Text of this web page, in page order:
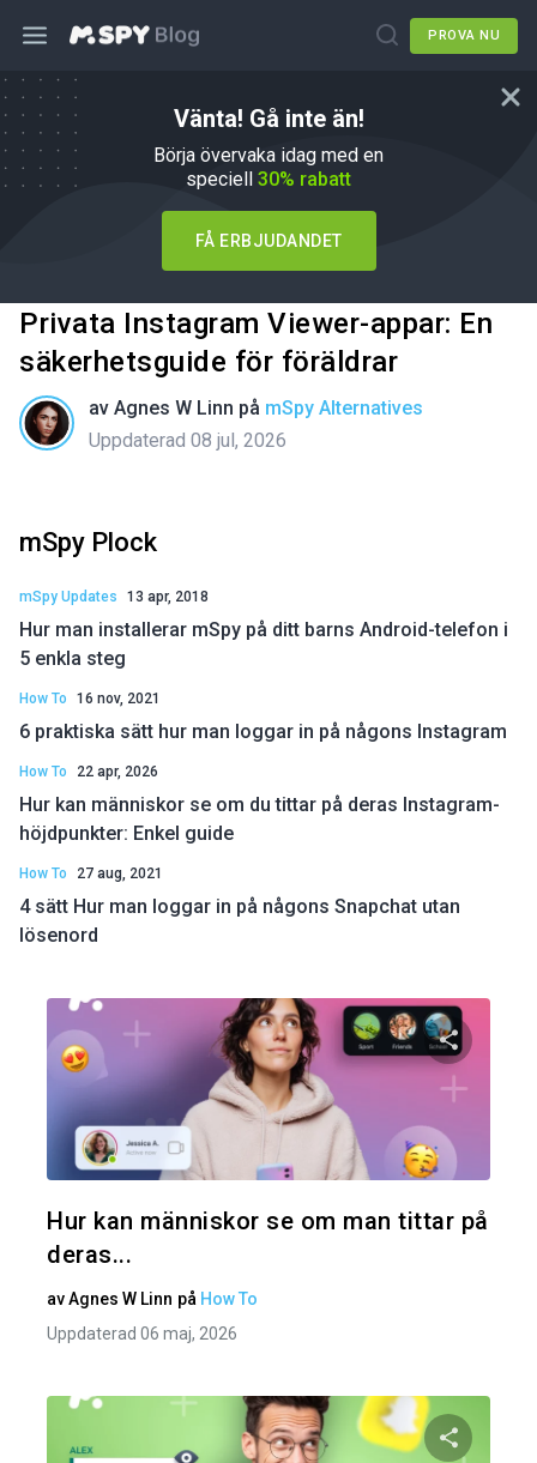
PROVA NU
Vänta! Gå inte än!
Börja övervaka idag med en
speciell 30% rabatt
FÅ ERBJUDANDET
Privata Instagram Viewer-appar: En
säkerhetsguide för föräldrar
av Agnes W Linn på mSpy Alternatives
Uppdaterad 08 jul, 2026
mSpy Plock
mSpy Updates 13 apr, 2018
Hur man installerar mSpy på ditt barns Android-telefon i
5 enkla steg
How To 16 nov, 2021
6 praktiska sätt hur man loggar in på någons Instagram
How To 22 apr, 2026
Hur kan människor se om du tittar på deras Instagram-
höjdpunkter: Enkel guide
How To 27 aug, 2021
4 sätt Hur man loggar in på någons Snapchat utan
lösenord
Dela
Hur kan människor se om man tittar på
deras...
avAgnes W Linn på How To
Uppdaterad 06 maj, 2026